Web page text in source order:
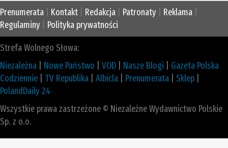
Prenumerata Kontakt Redakcja Patronaty Reklama
Regulaminy
Polityka prywatności
Strefa Wolnego Słowa:
Niezależna
Nowe Państwo VOD Nasze Blogi
Gazeta Polska
Codziennie
TV Republika Albicla Prenumerata Sklep
PolandDaily 24
Wszystkie prawa zastrzeżone © Niezależne Wydawnictwo Polskie
Sp. z o.o.